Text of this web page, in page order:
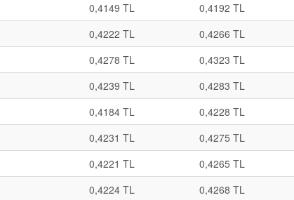
0,4149 TL
0,4192 TL
0,4222 TL
0,4266 TL
0,4278 TL
0,4323 TL
0,4239 TL
0,4283 TL
0,4184 TL
0,4228 TL
0,4231 TL
0,4275 TL
0,4221 TL
0,4265 TL
0,4224 TL
0,4268 TL